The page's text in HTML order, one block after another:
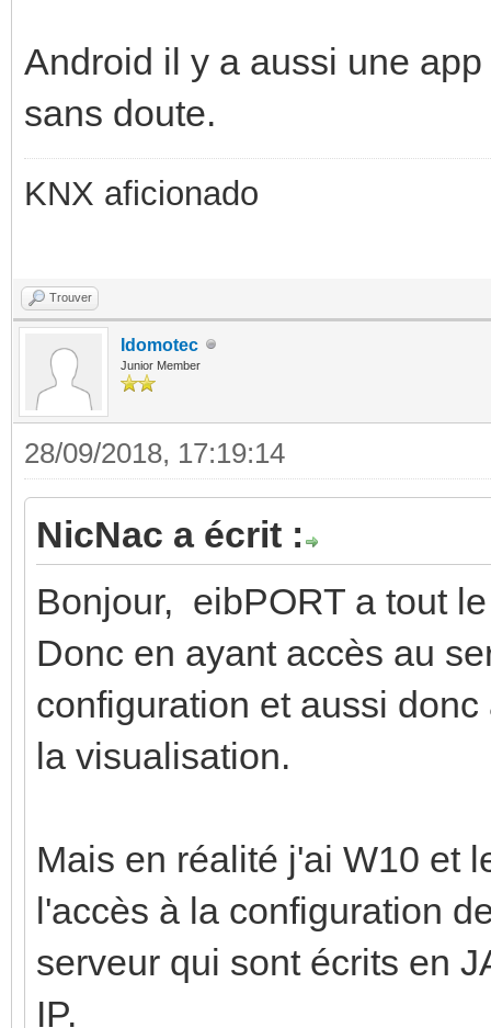
Android il y a aussi une
sans doute.
KNX aficionado
Trouver
Idomotec
Junior Member
28/09/2018, 17:19:14
NicNac a écrit :
Bonjour, eibPORT a tout
Donc en ayant accès au
configuration et aussi
la visualisation.
Mais en réalité j'ai W10 et
l'accès à la configuration
serveur qui sont écrits en
IP.